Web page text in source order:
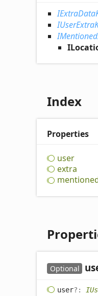
Index
Properties
user
extra
Optional
user?: